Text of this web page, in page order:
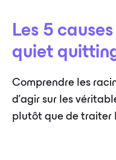
Les 5
quiet
Comprendre les
d'agir sur les
plutôt que de traiter